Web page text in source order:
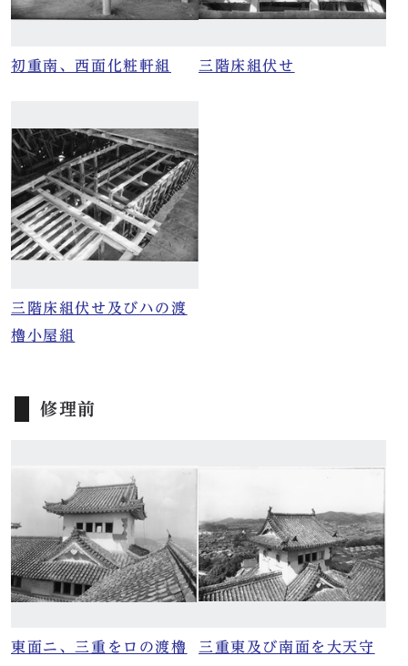
初重南、西面化粧軒組 三階床組伏せ
三階床組伏せ及びハの渡
櫓小屋組
修理前
東面ニ、三重をロの渡櫓
三重東及び南面を大天守